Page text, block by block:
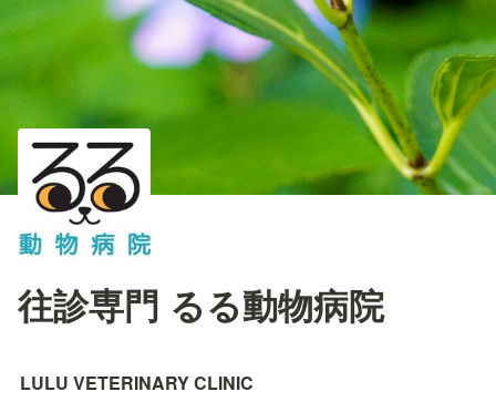
往診専門 るる動物病院
LULU VETERINARY CLINIC